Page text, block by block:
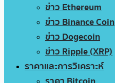
ข่าว Ethereum
ข่าว Binance Coin
ข่าว Dogecoin
ข่าว Ripple (XRP)
ราคาและการวิเคราะห์